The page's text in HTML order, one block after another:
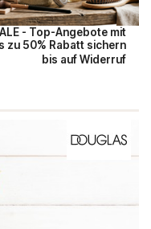
- Top-Angebote mit
zu 50% Rabatt sichern
bis auf Widerruf